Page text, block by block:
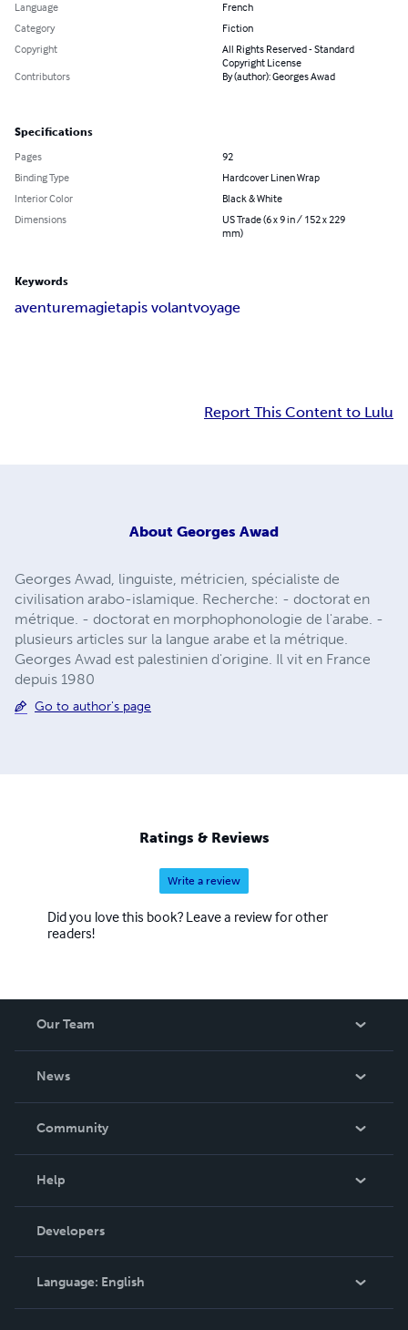
Language
French
Category
Fiction
Copyright
All Rights Reserved - Standard
Copyright License
Contributors
By (author): Georges Awad
Specifications
Pages
92
Binding Type
Hardcover Linen Wrap
Interior Color
Black & White
Dimensions
US Trade (6 x 9 in / 152 x 229
mm)
Keywords
aventuremagietapis volantvoyage
Report This Content to Lulu
About Georges Awad
Georges Awad, linguiste, métricien, spécialiste de
civilisation arabo-islamique. Recherche: - doctorat en
métrique. - doctorat en morphophonologie de l'arabe. -
plusieurs articles sur la langue arabe et la métrique.
Georges Awad est palestinien d'origine. Il vit en France
depuis 1980
Go to author's page
Ratings & Reviews
Write a review
Did you love this book? Leave a review for other
readers!
Our Team
News
In The News
Community
Podcast
Help
Order Lookup
Knowledge Base
Contact Support
Developers
Language: English